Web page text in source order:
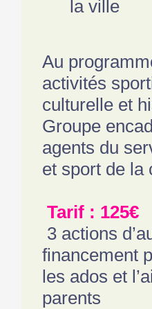
la ville
Au
activités
culturelle et
Groupe
agents du
et sport de la
Tarif : 125€
3 actions
financement
les ados et
parents